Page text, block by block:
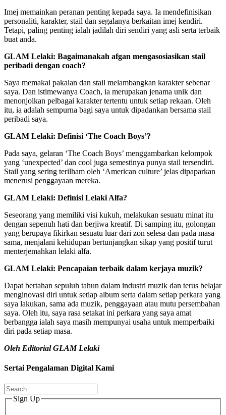
Imej memainkan peranan penting kepada saya. Ia mendefinisikan
personaliti, karakter, stail dan segalanya berkaitan imej kendiri.
Tetapi, paling penting ialah jadilah diri sendiri yang asli serta terbaik
buat anda.
GLAM Lelaki: Bagaimanakah afgan mengasosiasikan stail
peribadi dengan coach?
Saya memakai pakaian dan stail melambangkan karakter sebenar
saya. Dan istimewanya Coach, ia merupakan jenama unik dan
menonjolkan pelbagai karakter tertentu untuk setiap rekaan. Oleh
itu, ia adalah sempurna bagi saya untuk dipadankan bersama stail
peribadi saya.
GLAM Lelaki: Definisi ‘The Coach Boys’?
Pada saya, gelaran ‘The Coach Boys’ menggambarkan kelompok
yang ‘unexpected’ dan cool juga semestinya punya stail tersendiri.
Stail yang sering terilham oleh ‘American culture’ jelas dipaparkan
menerusi penggayaan mereka.
GLAM Lelaki: Definisi Lelaki Alfa?
Seseorang yang memiliki visi kukuh, melakukan sesuatu minat itu
dengan sepenuh hati dan berjiwa kreatif. Di samping itu, golongan
yang berupaya fikirkan sesuatu luar dari zon selesa dan pada masa
sama, menjalani kehidupan bertunjangkan sikap yang positif turut
menterjemahkan lelaki alfa.
GLAM Lelaki: Pencapaian terbaik dalam kerjaya muzik?
Dapat bertahan sepuluh tahun dalam industri muzik dan terus belajar
menginovasi diri untuk setiap album serta dalam setiap perkara yang
saya lakukan, sama ada muzik, penggayaan atau mutu persembahan
saya. Oleh itu, saya rasa setakat ini perkara yang saya amat
berbangga ialah saya masih mempunyai usaha untuk memperbaiki
diri pada setiap masa.
Oleh Editorial GLAM Lelaki
Sertai Pengalaman Digital Kami
Sign Up